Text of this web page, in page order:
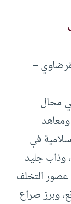
–
مجال
في
وذاب جليد
عصور التخلف
وبرز صراع